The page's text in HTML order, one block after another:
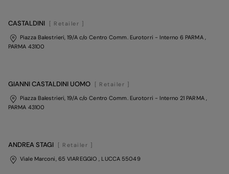
CASTALDINI
[ Retailer ]
Piazza Balestrieri, 19/A c/o Centro Comm. Eurotorri - Interno 6 PARMA ,
PARMA 43100
GIANNI CASTALDINI UOMO
[ Retailer ]
Piazza Balestrieri, 19/A c/o Centro Comm. Eurotorri - Interno 21 PARMA ,
PARMA 43100
ANDREA STAGI
[ Retailer ]
Viale Marconi, 65 VIAREGGIO, LUCCA 55049